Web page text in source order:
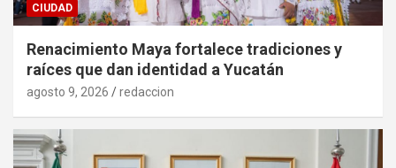
CIUDAD
Renacimiento Maya fortalece tradiciones y
raíces que dan identidad a Yucatán
agosto 9, 2026 redaccion